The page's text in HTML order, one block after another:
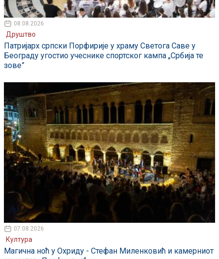
08.08.2026
Друштво
Патријарх српски Порфирије у храму Светога Саве у
Београду угостио учеснике спортског кампа „Србија те
зове”
07.08.2026
Култура
Магична ноћ у Охриду - Стефан Миленковић и камерниот